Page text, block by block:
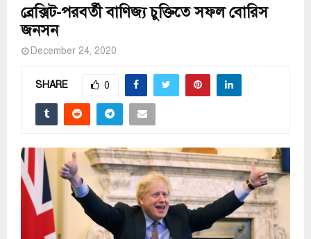
ব্রেক্সিট-পরবর্তী বাণিজ্য চুক্তিতে সফল বোরিস
জনসন
December 24, 2020
SHARE 0